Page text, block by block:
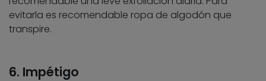
evitarla es recomendable ropa de algodón que
transpire.
6. Impétigo